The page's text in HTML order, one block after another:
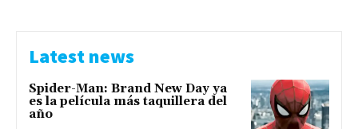
Latest news
Spider-Man: Brand New Day ya
es la película más taquillera del
año